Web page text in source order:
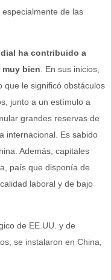
de las
ha contribuido a
bien. En sus inicios,
que le significó obstáculos
junto a un estímulo a
grandes reservas de
internacional. Es sabido
Además, capitales
país que disponía de
laboral y de bajo
de EE.UU. y de
se instalaron en China,